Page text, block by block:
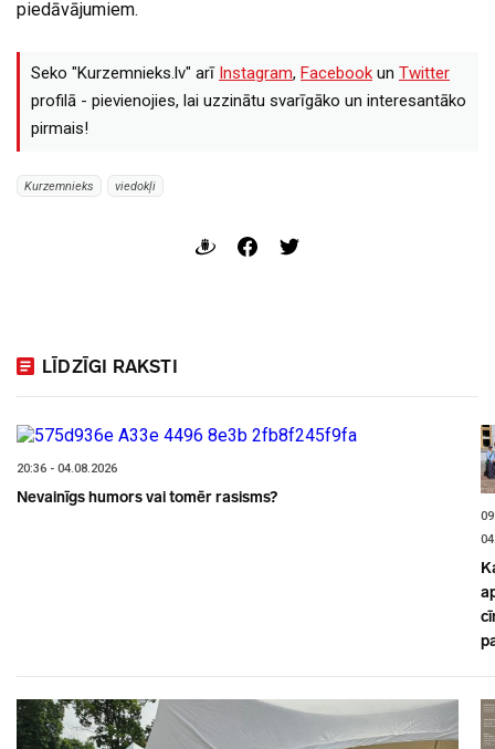
piedāvājumiem.
Seko "Kurzemnieks.lv" arī Instagram, Facebook un Twitter
profilā - pievienojies, lai uzzinātu svarīgāko un interesantāko
pirmais!
Kurzemnieks viedokļi
LĪDZĪGI RAKSTI
20:36 - 04.08.2026
Nevainīgs humors vai tomēr rasisms?